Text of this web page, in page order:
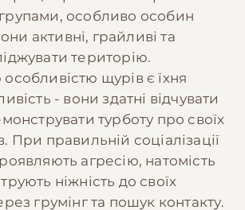
особливо особин
активні, грайливі та
територію.
щурів є їхня
- вони здатні відчувати
турботу про своїх
При правильній соціалізації
агресію, натомість
ніжність до своїх
грумінг та пошук контакту.